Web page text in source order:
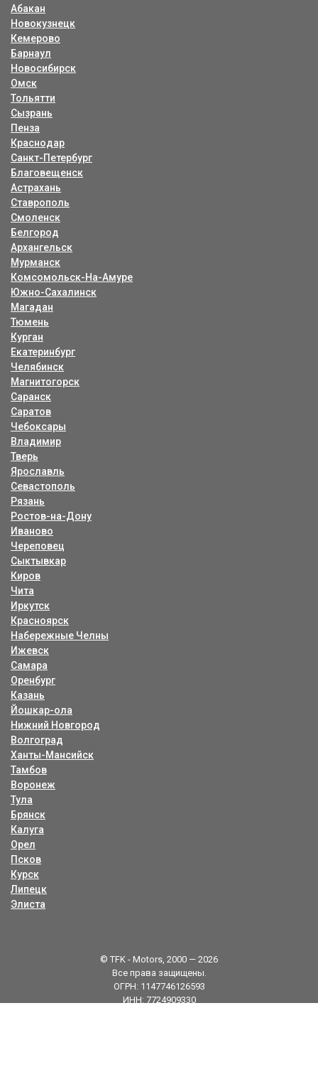
Абакан
Новокузнецк
Кемерово
Барнаул
Новосибирск
Омск
Тольятти
Сызрань
Пенза
Краснодар
Санкт-Петербург
Благовещенск
Астрахань
Ставрополь
Смоленск
Белгород
Архангельск
Мурманск
Комсомольск-На-Амуре
Южно-Сахалинск
Магадан
Тюмень
Курган
Екатеринбург
Челябинск
Магнитогорск
Саранск
Саратов
Чебоксары
Владимир
Тверь
Ярославль
Севастополь
Рязань
Ростов-на-Дону
Иваново
Череповец
Сыктывкар
Киров
Чита
Иркутск
Красноярск
Набережные Челны
Ижевск
Самара
Оренбург
Казань
Йошкар-ола
Нижний Новгород
Волгоград
Ханты-Мансийск
Тамбов
Воронеж
Тула
Брянск
Калуга
Орел
Псков
Курск
Липецк
Элиста
© TFK - Motors, 2000 — 2026
Все права защищены.
ОГРН: 1147746126593
ИНН: 7724909330